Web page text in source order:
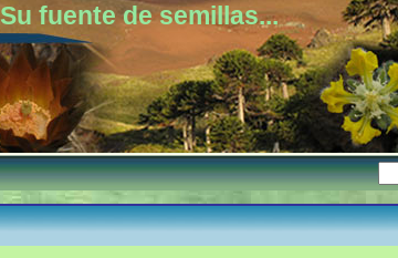
Su fuente de semillas...